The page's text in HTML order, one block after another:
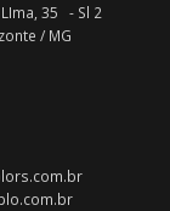
35 - Sl 2
/ MG